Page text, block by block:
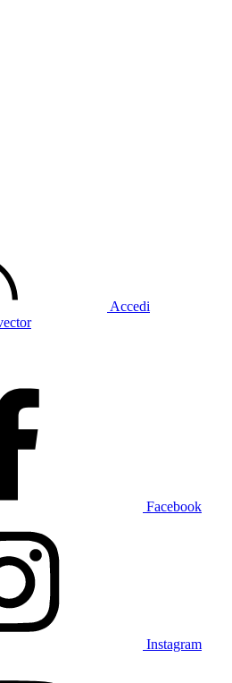
Accedi
Facebook
Instagram